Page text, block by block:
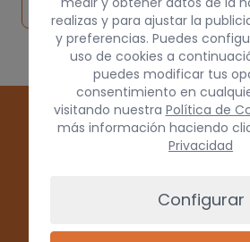
origen
realizas y para ajustar la
y preferencias. Puedes
uso de cookies a
puedes modificar tus
consentimiento en
visitando nuestra Política de
más información haciendo
Privacidad
Configurar